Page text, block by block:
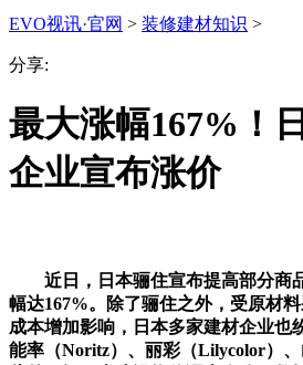
EVO视讯·官网 > 装修建材知识 >
分享:
最大涨幅167%！
企业宣布涨价
近日，日本骊住宣布提高部分商
幅达167%。除了骊住之外，受原材
成本增加影响，日本多家建材企业也
能率（Noritz）、丽彩（Lilycolor）、